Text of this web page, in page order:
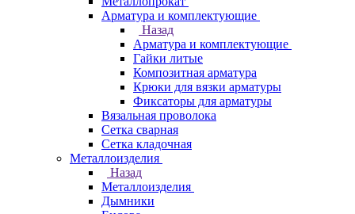
Арматура и комплектующие
Назад
Арматура и комплектующие
Гайки литые
Композитная арматура
Крюки для вязки арматуры
Фиксаторы для арматуры
Вязальная проволока
Сетка сварная
Сетка кладочная
Металлоизделия
Назад
Металлоизделия
Дымники